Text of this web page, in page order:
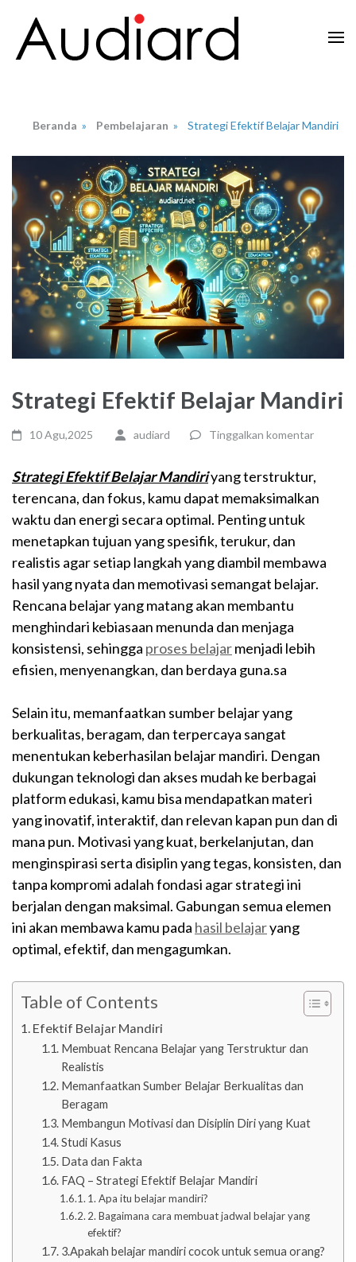
konten
Beranda » Pembelajaran » Strategi Efektif Belajar Mandiri
Strategi Efektif Belajar Mandiri
10 Agu,2025 audiard Tinggalkan komentar
Strategi Efektif Belajar Mandiriyang terstruktur,
terencana, dan fokus, kamu dapat memaksimalkan
waktu dan energi secara optimal. Penting untuk
menetapkan tujuan yang spesifik, terukur, dan
realistis agar setiap langkah yang diambil membawa
hasil yang nyata dan memotivasi semangat belajar.
Rencana belajar yang matang akan membantu
menghindari kebiasaan menunda dan menjaga
konsistensi, sehingga proses belajarmenjadi lebih
efisien, menyenangkan, dan berdaya guna.sa
Selain itu, memanfaatkan sumber belajar yang
berkualitas, beragam, dan terpercaya sangat
menentukan keberhasilan belajar mandiri. Dengan
dukungan teknologi dan akses mudah ke berbagai
platform edukasi, kamu bisa mendapatkan materi
yang inovatif, interaktif, dan relevan kapan pun dan di
mana pun. Motivasi yang kuat, berkelanjutan, dan
menginspirasi serta disiplin yang tegas, konsisten, dan
tanpa kompromi adalah fondasi agar strategi ini
berjalan dengan maksimal. Gabungan semua elemen
ini akan membawa kamu pada hasil belajaryang
optimal, efektif, dan mengagumkan.
Table of Contents
Efektif Belajar Mandiri
Membuat Rencana Belajar yang Terstruktur dan
Realistis
Memanfaatkan Sumber Belajar Berkualitas dan
Beragam
Membangun Motivasi dan Disiplin Diri yang Kuat
Studi Kasus
Data dan Fakta
FAQ – Strategi Efektif Belajar Mandiri
1. Apa itu belajar mandiri?
2. Bagaimana cara membuat jadwal belajar yang
efektif?
3.Apakah belajar mandiri cocok untuk semua orang?